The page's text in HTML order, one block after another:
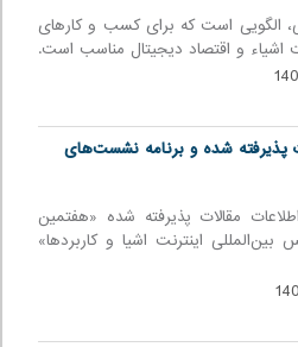
الگویی است که برای کسب و کارهای
اشیاء و اقتصاد دیجیتال مناسب است.
پذیرفته شده و برنامه نشست‌های
مقالات پذیرفته شده «هفتمین
بین‌المللی اينترنت اشيا و كاربردها»